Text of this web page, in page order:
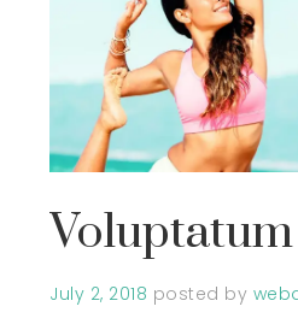
July 2, 2018 posted by